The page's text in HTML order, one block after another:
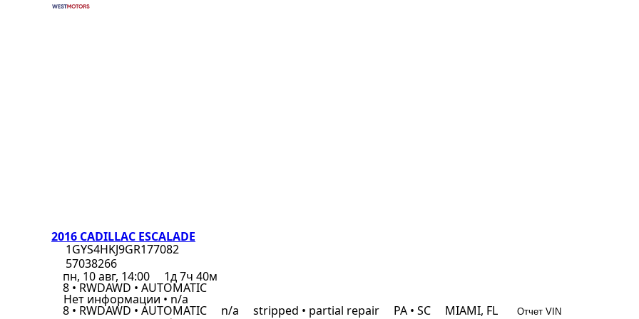
2016 CADILLAC ESCALADE
1GYS4HKJ9GR177082
57038266
пн, 10 авг, 14:00
1д 7ч 40м
8 • RWDAWD • AUTOMATIC
Нет информации • n/a
8 • RWDAWD • AUTOMATIC n/a stripped • partial repair PA • SC MIAMI, FL Отчет VIN